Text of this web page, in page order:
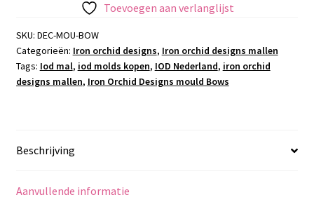
aantal
Toevoegen aan verlanglijst
SKU: DEC-MOU-BOW
Categorieën: Iron orchid designs, Iron orchid designs mallen
Tags: Iod mal, iod molds kopen, IOD Nederland, iron orchid
designs mallen, Iron Orchid Designs mould Bows
Beschrijving
Aanvullende informatie